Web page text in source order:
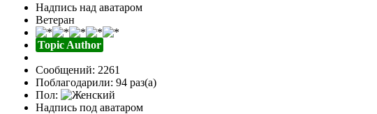
Надпись над аватаром
Ветеран
Topic Author
Сообщений: 2261
Поблагодарили: 94 раз(а)
Пол:
Надпись под аватаром